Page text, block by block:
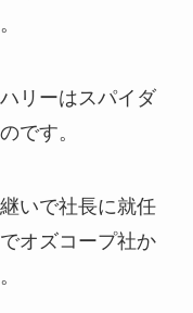
リーはスパイダ
です。
いで社長に就任
オズコープ社か